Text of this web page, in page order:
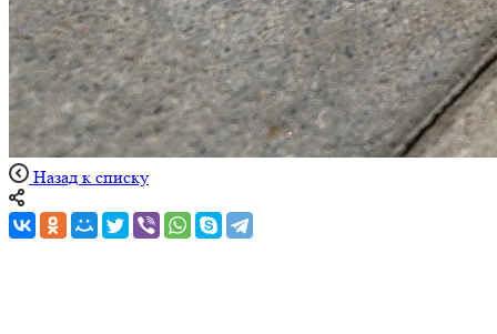
Назад к списку